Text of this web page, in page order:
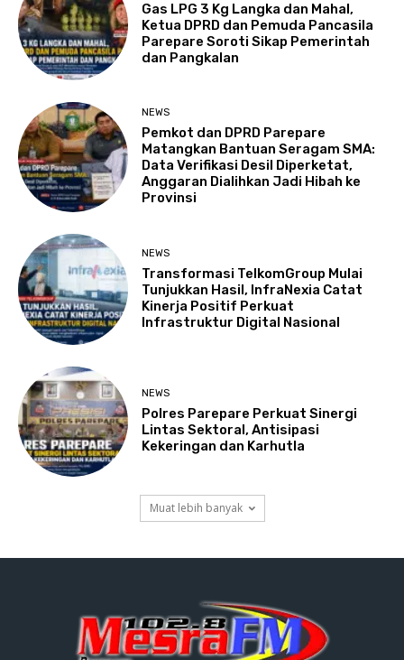
Gas LPG 3 Kg Langka dan Mahal,
Ketua DPRD dan Pemuda Pancasila
Parepare Soroti Sikap Pemerintah
dan Pangkalan
NEWS
Pemkot dan DPRD Parepare
Matangkan Bantuan Seragam SMA:
Data Verifikasi Desil Diperketat,
Anggaran Dialihkan Jadi Hibah ke
Provinsi
NEWS
Transformasi TelkomGroup Mulai
Tunjukkan Hasil, InfraNexia Catat
Kinerja Positif Perkuat
Infrastruktur Digital Nasional
NEWS
Polres Parepare Perkuat Sinergi
Lintas Sektoral, Antisipasi
Kekeringan dan Karhutla
Muat lebih banyak